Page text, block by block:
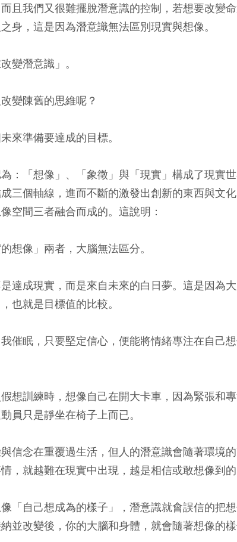
且我們又很難擺脫潛意識的控制，若想要改變
身，這是因為潛意識無法區別現實與想像。
變潛意識」。
變陳舊的思維呢？
來準備要達成的目標。
：「想像」、「象徵」與「現實」構成了現實
三個軸線，進而不斷的激發出創新的東西與文
空間三者融合而成的。這說明：
想像」兩者，大腦無法區分。
達成現實，而是來自未來的白日夢。這是因為
也就是目標值的比較。
催眠，只要堅定信心，便能將情緒專注在自己
想訓練時，想像自己在開大卡車，因為緊張和
員只是靜坐在椅子上而已。
信念在重覆過生活，但人的潛意識會隨著環境
，就越難在現實中出現，越是相信或敢想像到的
「自己想成為的樣子」，潛意識就會誤信的把
並改變後，你的大腦和身體，就會隨著想像的樣